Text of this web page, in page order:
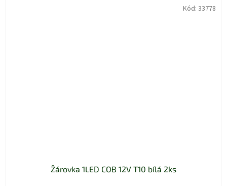
Žárovka 1LED COB 12V T10 bílá 2ks
Kód: 33778